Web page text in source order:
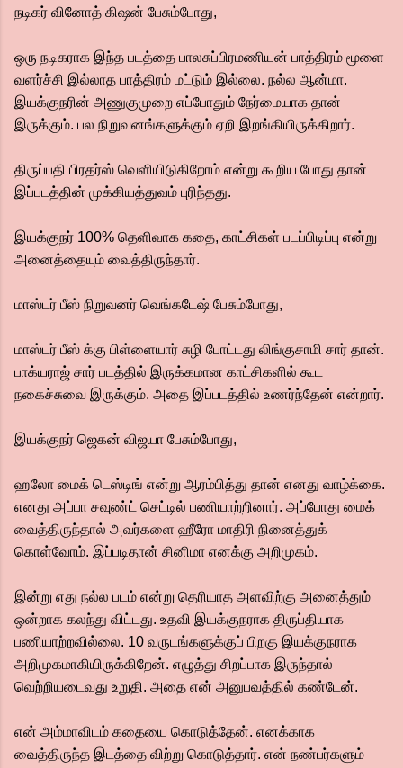
நடிகர் வினோத் கிஷன் பேசும்போது,
ஒரு நடிகராக இந்த படத்தை பாலசுப்பிரமணியன் பாத்திரம் மூளை
வளர்ச்சி இல்லாத பாத்திரம் மட்டும் இல்லை. நல்ல ஆன்மா.
இயக்குநரின் அணுகுமுறை எப்போதும் நேர்மையாக தான்
இருக்கும். பல நிறுவனங்களுக்கும் ஏறி இறங்கியிருக்கிறார்.
திருப்பதி பிரதர்ஸ் வெளியிடுகிறோம் என்று கூறிய போது தான்
இப்படத்தின் முக்கியத்துவம் புரிந்தது.
இயக்குநர் 100% தெளிவாக கதை, காட்சிகள் படப்பிடிப்பு என்று
அனைத்தையும் வைத்திருந்தார்.
மாஸ்டர் பீஸ் நிறுவனர் வெங்கடேஷ் பேசும்போது,
மாஸ்டர் பீஸ் க்கு பிள்ளையார் சுழி போட்டது லிங்குசாமி சார் தான்.
பாக்யராஜ் சார் படத்தில் இருக்கமான காட்சிகளில் கூட
நகைச்சுவை இருக்கும். அதை இப்படத்தில் உணர்ந்தேன் என்றார்.
இயக்குநர் ஜெகன் விஜயா பேசும்போது,
ஹலோ மைக் டெஸ்டிங் என்று ஆரம்பித்து தான் எனது வாழ்க்கை.
எனது அப்பா சவுண்ட் செட்டில் பணியாற்றினார். அப்போது மைக்
வைத்திருந்தால் அவர்களை ஹீரோ மாதிரி நினைத்துக்
கொள்வோம். இப்படிதான் சினிமா எனக்கு அறிமுகம்.
இன்று எது நல்ல படம் என்று தெரியாத அளவிற்கு அனைத்தும்
ஒன்றாக கலந்து விட்டது. உதவி இயக்குநராக திருப்தியாக
பணியாற்றவில்லை. 10 வருடங்களுக்குப் பிறகு இயக்குநராக
அறிமுகமாகியிருக்கிறேன். எழுத்து சிறப்பாக இருந்தால்
வெற்றியடைவது உறுதி. அதை என் அனுபவத்தில் கண்டேன்.
என் அம்மாவிடம் கதையை கொடுத்தேன். எனக்காக
வைத்திருந்த இடத்தை விற்று கொடுத்தார். என் நண்பர்களும்